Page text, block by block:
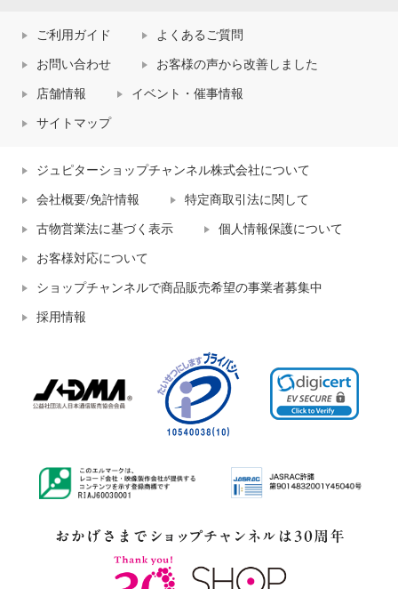
ご利用ガイド よくあるご質問
お問い合わせ お客様の声から改善しました
店舗情報 イベント・催事情報
サイトマップ
ジュピターショップチャンネル株式会社について
会社概要/免許情報 特定商取引法に関して
古物営業法に基づく表示 個人情報保護について
お客様対応について
ショップチャンネルで商品販売希望の事業者募集中
採用情報